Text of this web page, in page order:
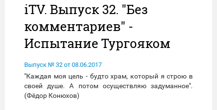
iTV. Выпуск 32. "Без
комментариев" -
Испытание Тургояком
Выпуск № 32 от 08.06.2017
"Каждая моя цель - будто храм, который я строю в
своей душе. А потом осуществляю задуманное".
(Фёдор Конюхов)